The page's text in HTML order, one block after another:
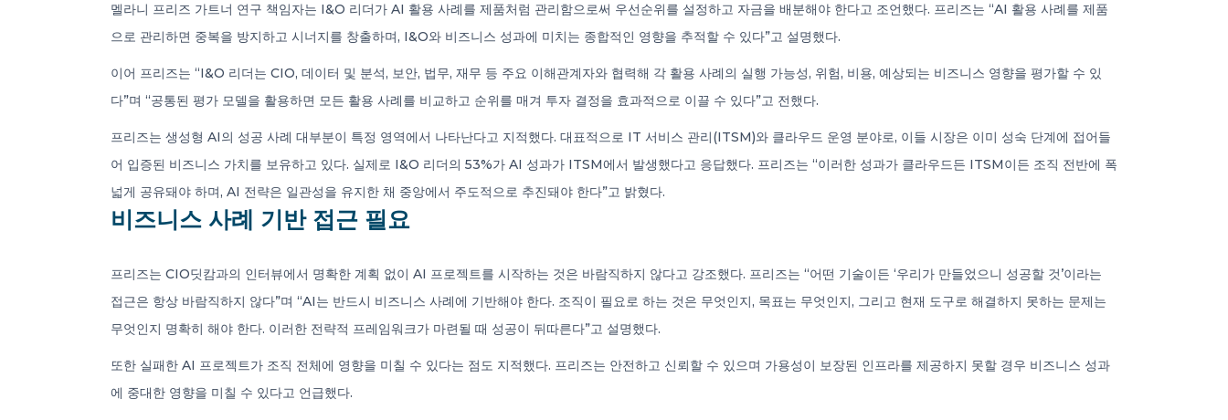
멜라니 프리즈 가트너 연구 책임자는 I&O 리더가 AI 활용 사례를 제품처럼 관리함으로써 우선순위를 설정하고 자금을 배분해야 한다고 조언했다. 프리즈는 “AI 활용 사례를 제품
으로 관리하면 중복을 방지하고 시너지를 창출하며, I&O와 비즈니스 성과에 미치는 종합적인 영향을 추적할 수 있다”고 설명했다.
이어 프리즈는 “I&O 리더는 CIO, 데이터 및 분석, 보안, 법무, 재무 등 주요 이해관계자와 협력해 각 활용 사례의 실행 가능성, 위험, 비용, 예상되는 비즈니스 영향을 평가할 수 있
다”며 “공통된 평가 모델을 활용하면 모든 활용 사례를 비교하고 순위를 매겨 투자 결정을 효과적으로 이끌 수 있다”고 전했다.
프리즈는 생성형 AI의 성공 사례 대부분이 특정 영역에서 나타난다고 지적했다. 대표적으로 IT 서비스 관리(ITSM)와 클라우드 운영 분야로, 이들 시장은 이미 성숙 단계에 접어들
어 입증된 비즈니스 가치를 보유하고 있다. 실제로 I&O 리더의 53%가 AI 성과가 ITSM에서 발생했다고 응답했다. 프리즈는 “이러한 성과가 클라우드든 ITSM이든 조직 전반에 폭
넓게 공유돼야 하며, AI 전략은 일관성을 유지한 채 중앙에서 주도적으로 추진돼야 한다”고 밝혔다.
비즈니스 사례 기반 접근 필요
프리즈는 CIO딧캄과의 인터뷰에서 명확한 계획 없이 AI 프로젝트를 시작하는 것은 바람직하지 않다고 강조했다. 프리즈는 “어떤 기술이든 ‘우리가 만들었으니 성공할 것’이라는
접근은 항상 바람직하지 않다”며 “AI는 반드시 비즈니스 사례에 기반해야 한다. 조직이 필요로 하는 것은 무엇인지, 목표는 무엇인지, 그리고 현재 도구로 해결하지 못하는 문제는
무엇인지 명확히 해야 한다. 이러한 전략적 프레임워크가 마련될 때 성공이 뒤따른다”고 설명했다.
또한 실패한 AI 프로젝트가 조직 전체에 영향을 미칠 수 있다는 점도 지적했다. 프리즈는 안전하고 신뢰할 수 있으며 가용성이 보장된 인프라를 제공하지 못할 경우 비즈니스 성과
에 중대한 영향을 미칠 수 있다고 언급했다.